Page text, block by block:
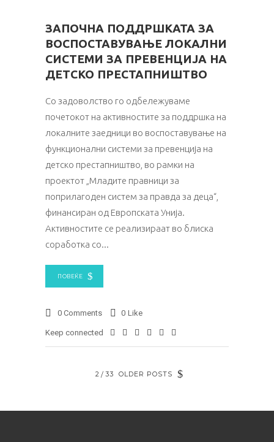
ЗАПОЧНА ПОДДРШКАТА ЗА
ВОСПОСТАВУВАЊЕ ЛОКАЛНИ
СИСТЕМИ ЗА ПРЕВЕНЦИЈА НА
ДЕТСКО ПРЕСТАПНИШТВО
Со задоволство го одбележуваме
почетокот на активностите за поддршка на
локалните заедници во воспоставување на
функционални системи за превенција на
детско престапништво, во рамки на
проектот „Младите правници за
поприлагоден систем за правда за деца“,
финансиран од Европската Унија.
Активностите се реализираат во блиска
соработка со
ПОВЕЌЕ
0 Comments 0 Like
Keep connected
2 33 OLDER POSTS